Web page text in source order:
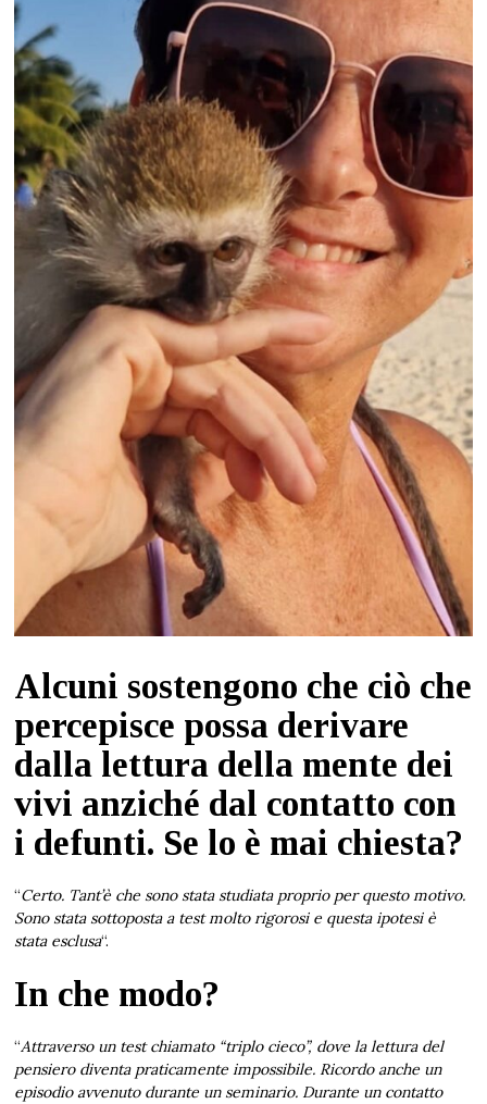
Alcuni sostengono che ciò che
percepisce possa derivare
dalla lettura della mente dei
vivi anziché dal contatto con
i defunti. Se lo è mai chiesta?
“Certo. Tant’è che sono stata studiata proprio per questo motivo.
Sono stata sottoposta a test molto rigorosi e questa ipotesi è
stata esclusa“.
In che modo?
“Attraverso un test chiamato “triplo cieco”, dove la lettura del
pensiero diventa praticamente impossibile. Ricordo anche un
episodio avvenuto durante un seminario. Durante un contatto